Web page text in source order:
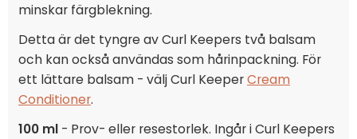
minskar färgblekning.
Detta är det tyngre av Curl Keepers två balsam
och kan också användas som hårinpackning. För
ett lättare balsam - välj Curl KeeperCream
Conditioner.
100 ml - Prov- eller resestorlek. Ingår i Curl Keepers